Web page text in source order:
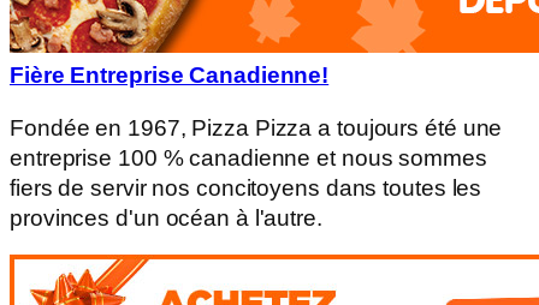
Fière Entreprise Canadienne!
Fondée en 1967, Pizza Pizza a toujours été une
entreprise 100 % canadienne et nous sommes
fiers de servir nos concitoyens dans toutes les
provinces d'un océan à l'autre.